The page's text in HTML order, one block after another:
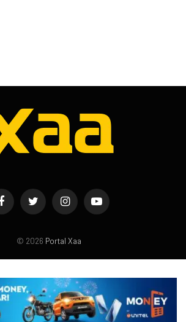
FacebookTwitter InstagramYouTube
© 2026 Portal Xaa